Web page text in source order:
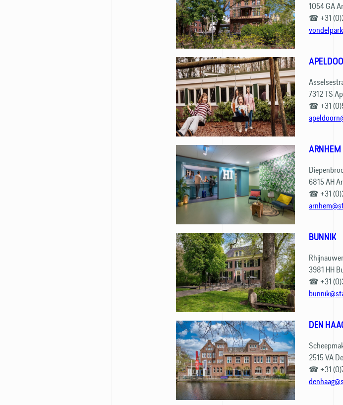
1054 GA
☎ +31
7312 TS
☎ +31
ARNHEM
6815 AH
☎ +31
BUNNIK
3981 HH
☎ +31
DEN
2515 VA
☎ +31